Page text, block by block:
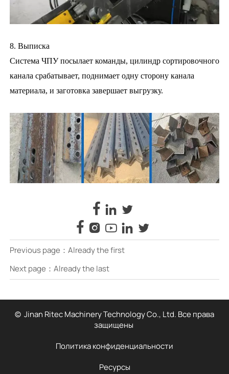
8. Выписка
Система ЧПУ посылает команды, цилиндр сортировочного
канала срабатывает, поднимает одну сторону канала
материала, и заготовка завершает выгрузку.
  
    
Previous page：Already the first
Next page：Already the last
© Jinan Ritec Machinery Technology Co., Ltd. Все права
защищены
Политика конфиденциальности
Ресурсы